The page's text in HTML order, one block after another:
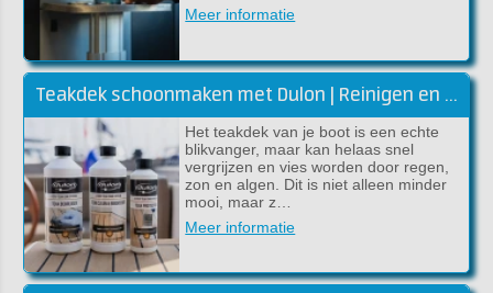
Meer informatie
Teakdek schoonmaken met Dulon | Reinigen en kleur herstellen
Het teakdek van je boot is een echte
blikvanger, maar kan helaas snel
vergrijzen en vies worden door regen,
zon en algen. Dit is niet alleen minder
mooi, maar z…
Meer informatie